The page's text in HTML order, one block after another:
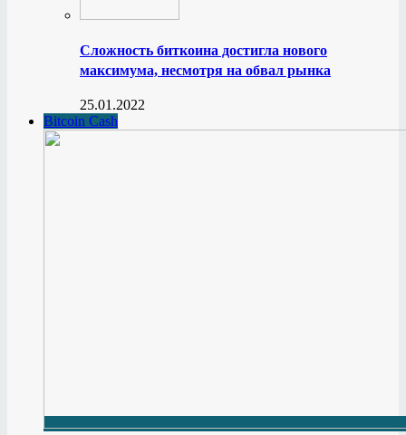
Сложность биткоина достигла нового
максимума, несмотря на обвал рынка
25.01.2022
Bitcoin Cash